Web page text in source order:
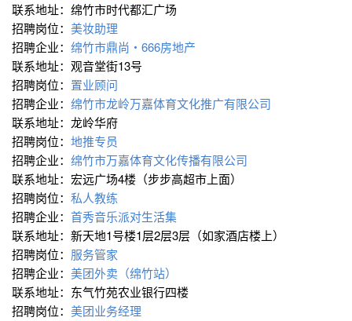
联系地址：绵竹市时代都汇广场
招聘岗位： 美妆助理
招聘企业： 绵竹市鼎尚・666房地产
联系地址：观音堂街13号
招聘岗位： 置业顾问
招聘企业： 绵竹市龙岭万嘉体育文化推广有限公司
联系地址：龙岭华府
招聘岗位： 地推专员
招聘企业： 绵竹市万嘉体育文化传播有限公司
联系地址：宏远广场4楼（步步高超市上面）
招聘岗位： 私人教练
招聘企业： 首秀音乐派对生活集
联系地址：新天地1号楼1层2层3层（如家酒店楼上）
招聘岗位： 服务管家
招聘企业： 美团外卖（绵竹站）
联系地址：东气竹苑农业银行四楼
招聘岗位： 美团业务经理